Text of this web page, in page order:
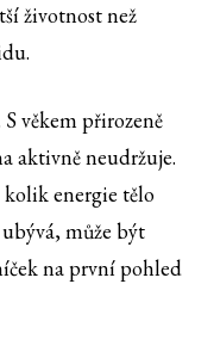
životnost než
věkem přirozeně
aktivně neudržuje.
energie tělo
může být
na první pohled